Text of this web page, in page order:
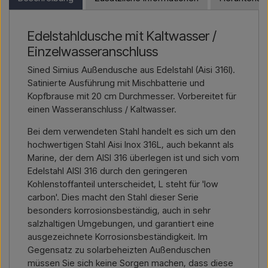
antworten schnell.
Kontakt per E-Mail → Rufen Sie uns an →
und einen Preis inklusive Lieferung und ggf. Zolldokumenten
Bitte geben Sie einfach an, für welchen Artikel Sie sich
interessieren (Artikelnummer oder Link zum Artikel) sowie
Angebot.
Kontakt per E-Mail → Rufen Sie uns an →
Edelstahldusche mit Kaltwasser /
Einzelwasseranschluss
Sined Simius Außendusche aus Edelstahl (Aisi 316l).
Satinierte Ausführung mit Mischbatterie und
Kopfbrause mit 20 cm Durchmesser. Vorbereitet für
einen Wasseranschluss / Kaltwasser.
Bei dem verwendeten Stahl handelt es sich um den
hochwertigen Stahl Aisi Inox 316L, auch bekannt als
Marine, der dem AISI 316 überlegen ist und sich vom
Edelstahl AISI 316 durch den geringeren
Kohlenstoffanteil unterscheidet, L steht für 'low
carbon'. Dies macht den Stahl dieser Serie
besonders korrosionsbeständig, auch in sehr
salzhaltigen Umgebungen, und garantiert eine
ausgezeichnete Korrosionsbeständigkeit. Im
Gegensatz zu solarbeheizten Außenduschen
müssen Sie sich keine Sorgen machen, dass diese